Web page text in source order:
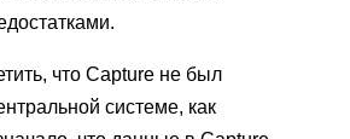
что Capture не был
системе, как